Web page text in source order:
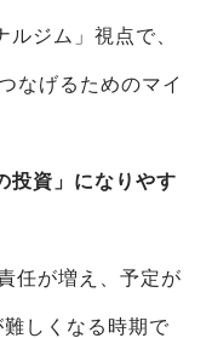
ジム」視点で、
なげるためのマイ
投資」になりやす
任が増え、予定が
しくなる時期で